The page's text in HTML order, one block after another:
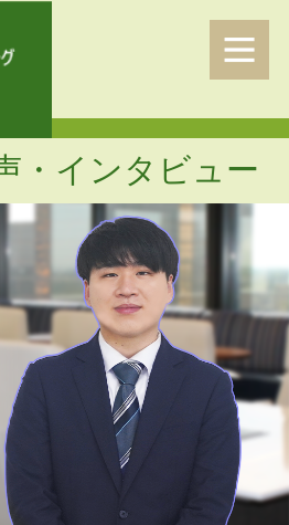
・インタビュー